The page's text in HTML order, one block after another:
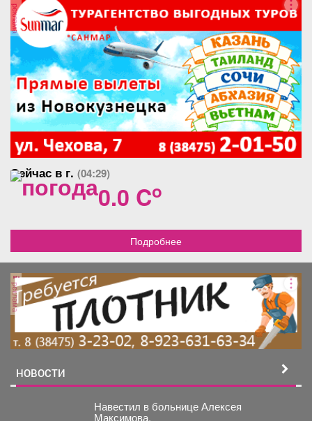
реклама
Сейчас в г. (04:29)
0.0 Co
Подробнее
реклама
НОВОСТИ
Навестил в больнице Алексея
Максимова.